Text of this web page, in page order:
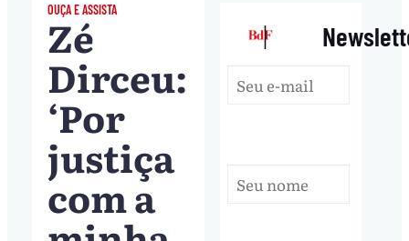
OUÇA E ASSISTA
Zé
Dirceu:
‘Por
justiça
com a
|